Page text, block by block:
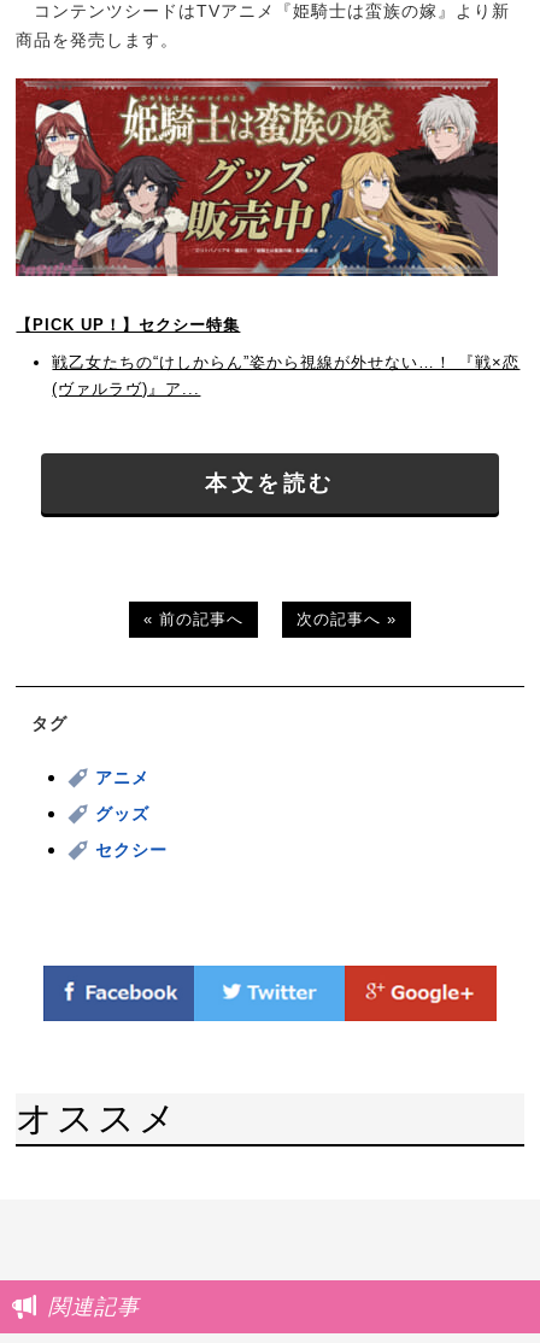
コンテンツシードはTVアニメ『姫騎士は蛮族の嫁』より新
商品を発売します。
【PICK UP！】セクシー特集
戦乙女たちの“けしからん”姿から視線が外せない…！ 『戦×恋
(ヴァルラヴ)』ア...
本文を読む
« 前の記事へ 次の記事へ »
タグ
アニメ
グッズ
セクシー
オススメ
関連記事